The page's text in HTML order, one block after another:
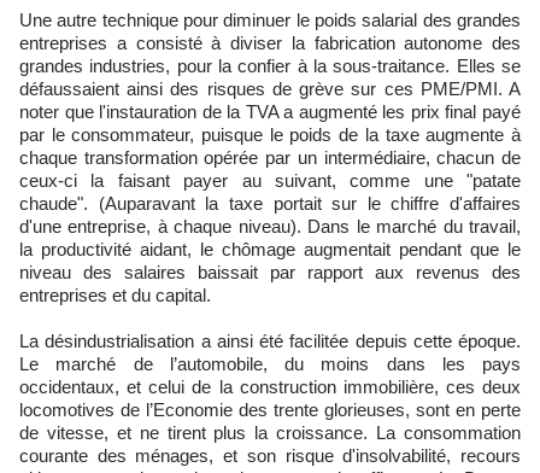
Une autre technique pour diminuer le poids salarial des grandes
entreprises a consisté à diviser la fabrication autonome des
grandes industries, pour la confier à la sous-traitance. Elles se
défaussaient ainsi des risques de grève sur ces PME/PMI. A
noter que l'instauration de la TVA a augmenté les prix final payé
par le consommateur, puisque le poids de la taxe augmente à
chaque transformation opérée par un intermédiaire, chacun de
ceux-ci la faisant payer au suivant, comme une "patate
chaude". (Auparavant la taxe portait sur le chiffre d'affaires
d'une entreprise, à chaque niveau). Dans le marché du travail,
la productivité aidant, le chômage augmentait pendant que le
niveau des salaires baissait par rapport aux revenus des
entreprises et du capital.
La désindustrialisation a ainsi été facilitée depuis cette époque.
Le marché de l’automobile, du moins dans les pays
occidentaux, et celui de la construction immobilière, ces deux
locomotives de l’Economie des trente glorieuses, sont en perte
de vitesse, et ne tirent plus la croissance. La consommation
courante des ménages, et son risque d'insolvabilité, recours